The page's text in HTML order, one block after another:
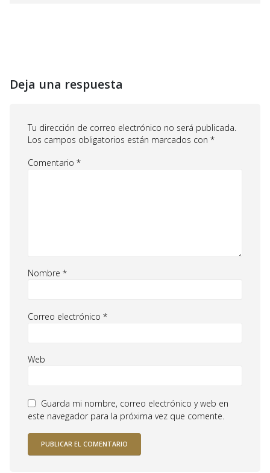
Deja una respuesta
Tu dirección de correo electrónico no será publicada.
Los campos obligatorios están marcados con *
Comentario *
Nombre *
Correo electrónico *
Web
Guarda mi nombre, correo electrónico y web en
este navegador para la próxima vez que comente.